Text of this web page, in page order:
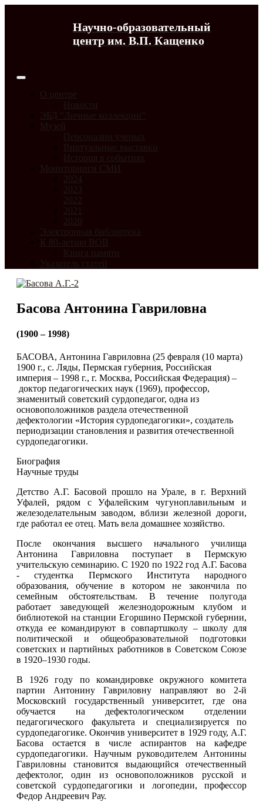
Научно-образовательный
центр им. В.П. Кащенко
О центре
Новости
ЭБД "Личные коллекции"
Музей
Персоналии ученых
Виртуальные выставки
История в событиях
Мониторинги СМИ
2024
2023
2022
2021
2020
Электронная библиотека
К 80-летию ВОВ
Книга памяти
Указатель статей
Басова Антонина Гавриловна
(1900 – 1998)
БАСОВА, Антонина Гавриловна (25 февраля (10 марта)
1900 г., с. Ляды, Пермская губерния, Российская
империя ‒ 1998 г., г. Москва, Российская Федерация) ‒
доктор педагогических наук (1969), профессор,
знаменитый советский сурдопедагог, одна из
основоположников раздела отечественной
дефектологии «История сурдопедагогики», создатель
периодизации становления и развития отечественной
сурдопедагогики.
Биография
Научные труды
Детство А.Г. Басовой прошло на Урале, в г. Верхний
Уфалей, рядом с Уфалейским чугуноплавильным и
железоделательным заводом, вблизи железной дороги,
где работал ее отец. Мать вела домашнее хозяйство.
После окончания высшего начального училища
Антонина Гавриловна поступает в Пермскую
учительскую семинарию. С 1920 по 1922 год А.Г. Басова
- студентка Пермского Института народного
образования, обучение в котором не закончила по
семейным обстоятельствам. В течение полугода
работает заведующей железнодорожным клубом и
библиотекой на станции Егоршино Пермской губернии,
откуда ее командируют в совпартшколу ‒ школу для
политической и общеобразовательной подготовки
советских и партийных работников в Советском Союзе
в 1920‒1930 годы.
В 1926 году по командировке окружного комитета
партии Антонину Гавриловну направляют во 2-й
Московский государственный университет, где она
обучается на дефектологическом отделении
педагогического факультета и специализируется по
сурдопедагогике. Окончив университет в 1929 году, А.Г.
Басова остается в числе аспирантов на кафедре
сурдопедагогики. Научным руководителем Антонины
Гавриловны становится выдающийся отечественный
дефектолог, один из основоположников русской и
советской сурдопедагогики и логопедии, профессор
Федор Андреевич Рау.